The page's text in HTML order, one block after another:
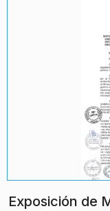
Exposición de